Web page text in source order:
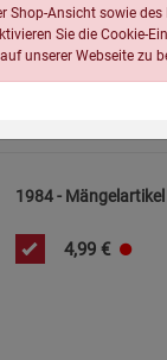
1984 - Mängelartikel
4,99 €
Shop-Ansicht sowie des
Sie die Cookie-
unserer Webseite zu
für die Gruppe
Einstellungen
speichern für die Gruppe
erteilen